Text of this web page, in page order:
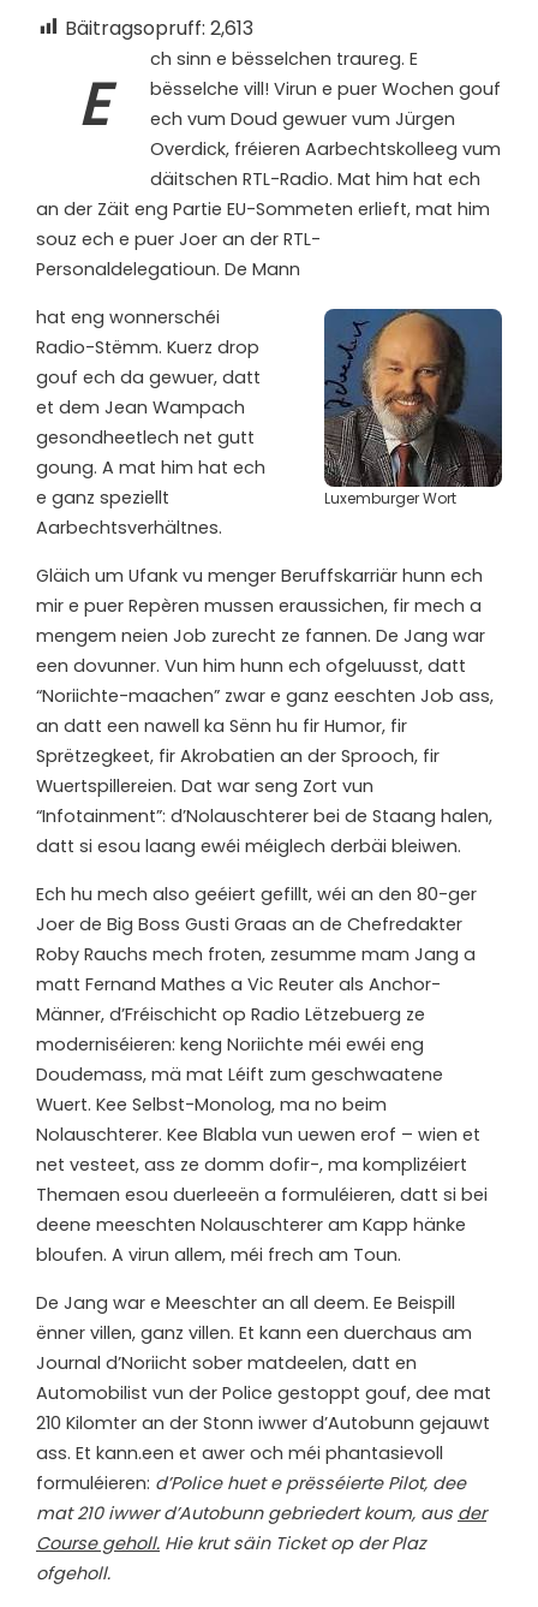
Bäitragsopruff: 2,613
E
ch sinn e bësselchen traureg. E
bësselche vill! Virun e puer Wochen gouf
ech vum Doud gewuer vum Jürgen
Overdick, fréieren Aarbechtskolleeg vum
däitschen RTL-Radio. Mat him hat ech
an der Zäit eng Partie EU-Sommeten erlieft, mat him
souz ech e puer Joer an der RTL-
Personaldelegatioun. De Mann
Luxemburger Wort
hat eng wonnerschéi
Radio-Stëmm. Kuerz drop
gouf ech da gewuer, datt
et dem Jean Wampach
gesondheetlech net gutt
goung. A mat him hat ech
e ganz speziellt
Aarbechtsverhältnes.
Gläich um Ufank vu menger Beruffskarriär hunn ech
mir e puer Repèren mussen eraussichen, fir mech a
mengem neien Job zurecht ze fannen. De Jang war
een dovunner. Vun him hunn ech ofgeluusst, datt
“Noriichte-maachen” zwar e ganz eeschten Job ass,
an datt een nawell ka Sënn hu fir Humor, fir
Sprëtzegkeet, fir Akrobatien an der Sprooch, fir
Wuertspillereien. Dat war seng Zort vun
“Infotainment”: d’Nolauschterer bei de Staang halen,
datt si esou laang ewéi méiglech derbäi bleiwen.
Ech hu mech also geéiert gefillt, wéi an den 80-ger
Joer de Big Boss Gusti Graas an de Chefredakter
Roby Rauchs mech froten, zesumme mam Jang a
matt Fernand Mathes a Vic Reuter als Anchor-
Männer, d’Fréischicht op Radio Lëtzebuerg ze
moderniséieren: keng Noriichte méi ewéi eng
Doudemass, mä mat Léift zum geschwaatene
Wuert. Kee Selbst-Monolog, ma no beim
Nolauschterer. Kee Blabla vun uewen erof – wien et
net vesteet, ass ze domm dofir-, ma komplizéiert
Themaen esou duerleeën a formuléieren, datt si bei
deene meeschten Nolauschterer am Kapp hänke
bloufen. A virun allem, méi frech am Toun.
De Jang war e Meeschter an all deem. Ee Beispill
ënner villen, ganz villen. Et kann een duerchaus am
Journal d’Noriicht sober matdeelen, datt en
Automobilist vun der Police gestoppt gouf, dee mat
210 Kilomter an der Stonn iwwer d’Autobunn gejauwt
ass. Et kann.een et awer och méi phantasievoll
formuléieren: d’Police huet e prësséierte Pilot, dee
mat 210 iwwer d’Autobunn gebriedert koum, aus der
Course geholl. Hie krut säin Ticket op der Plaz
ofgeholl.